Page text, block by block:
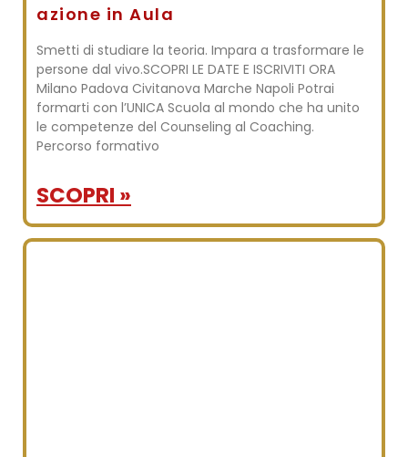
azione in Aula
Smetti di studiare la teoria. Impara a trasformare le
persone dal vivo.SCOPRI LE DATE E ISCRIVITI ORA
Milano Padova Civitanova Marche Napoli Potrai
formarti con l’UNICA Scuola al mondo che ha unito
le competenze del Counseling al Coaching.
Percorso formativo
SCOPRI »